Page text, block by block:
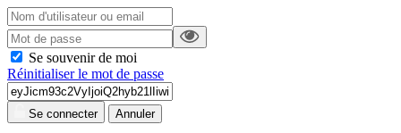
Se souvenir de moi
Réinitialiser le mot de passe
Se connecter Annuler